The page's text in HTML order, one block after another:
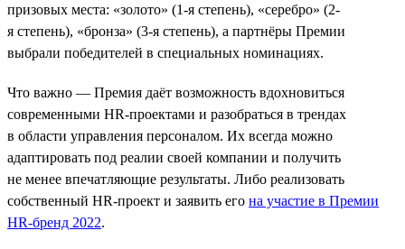
призовых места: «золото» (1-я степень), «серебро» (2-
я степень), «бронза» (3-я степень), а партнёры Премии
выбрали победителей в специальных номинациях.
Что важно — Премия даёт возможность вдохновиться
современными HR-проектами и разобраться в трендах
в области управления персоналом. Их всегда можно
адаптировать под реалии своей компании и получить
не менее впечатляющие результаты. Либо реализовать
собственный HR-проект и заявить его на участие в Премии
HR-бренд 2022.